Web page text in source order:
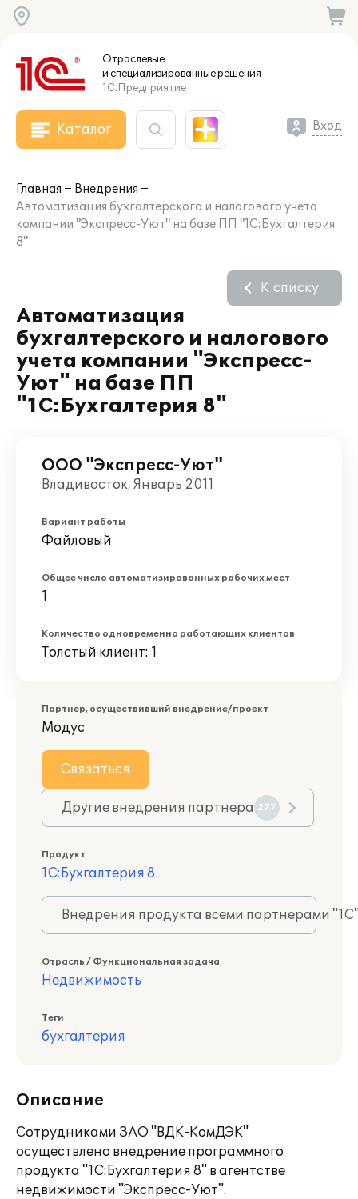
Отраслевые
и специализированныерешения
1С:Предприятие
Каталог Вход
Главная
Внедрения
Автоматизация бухгалтерского и налогового учета
компании "Экспресс-Уют" на базе ПП "1С:Бухгалтерия
8"
Автоматизация
бухгалтерского и налогового
учета компании "Экспресс-
Уют" на базе ПП
"1С:Бухгалтерия 8"
К списку
ООО "Экспресс-Уют"
Владивосток, Январь 2011
Вариант работы
Файловый
Общее число автоматизированных рабочих мест
1
Количество одновременно работающих клиентов
Толстый клиент: 1
Партнер, осуществивший внедрение/проект
Модус
Связаться
Другие внедрения партнера 277
Продукт
1С:Бухгалтерия 8
Внедрения продукта всеми партнерами
Отрасль / Функциональная задача
Недвижимость
Теги
бухгалтерия
Описание
Сотрудниками ЗАО "ВДК-КомДЭК"
осуществлено внедрение программного
продукта "1С:Бухгалтерия 8" в агентстве
недвижимости "Экспресс-Уют".